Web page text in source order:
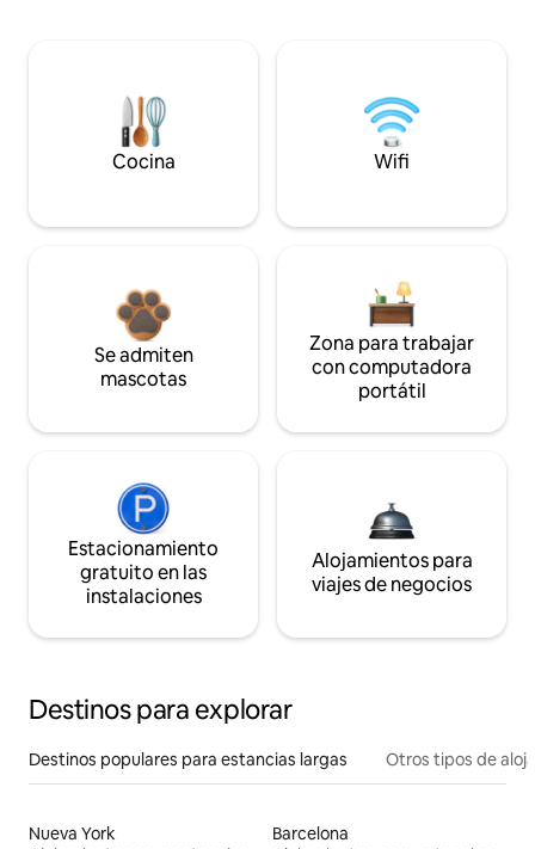
Cocina Wifi
Se admiten
mascotas
Zona para trabajar
con computadora
portátil
Estacionamiento
gratuito en las
instalaciones
Alojamientos para
viajes de negocios
Destinos para explorar
Destinos populares para estancias largas Otros tipos de
Nueva York
Barcelona